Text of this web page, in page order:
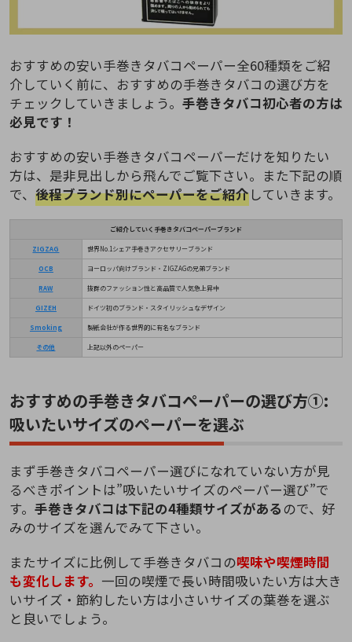
おすすめの安い手巻きタバコペーパー全60種類をご紹
介していく前に、おすすめの手巻きタバコの選び方を
チェックしていきましょう。 手巻きタバコ初心者の方は
必見です！
おすすめの安い手巻きタバコペーパーだけを知りたい
方は、是非見出しから飛んでご覧下さい。また下記の順
で、 後程ブランド別にペーパーをご紹介していきます。
ご紹介していく手巻きタバコペーパーブランド
ZIGZAG 世界No.1シェア手巻きアクセサリーブランド
OCB ヨーロッパ向けブランド・ZIGZAGの兄弟ブランド
RAW 抜群のファッション性と高品質で人気急上昇中
GIZEH ドイツ初のブランド・スタイリッシュなデザイン
Smoking 製紙会社が作る世界的に有名なブランド
その他 上記以外のペーパー
おすすめの手巻きタバコペーパーの選び方①:
吸いたいサイズのペーパーを選ぶ
まず手巻きタバコペーパー選びになれていない方が見
るべきポイントは”吸いたいサイズのペーパー選び”で
す。 手巻きタバコは下記の4種類サイズがある ので、好
みのサイズを選んでみて下さい。
またサイズに比例して手巻きタバコの喫味や喫煙時間
も変化します。 一回の喫煙で長い時間吸いたい方は大き
いサイズ・節約したい方は小さいサイズの葉巻を選ぶ
と良いでしょう。